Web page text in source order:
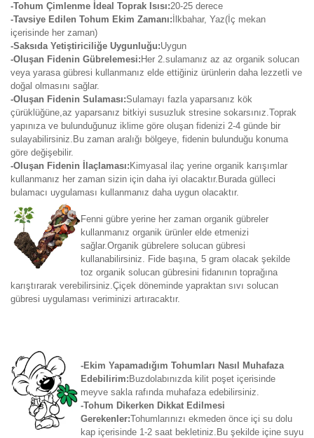
-Tohum Çimlenme İdeal Toprak Isısı:20-25 derece
-Tavsiye Edilen Tohum Ekim Zamanı: İlkbahar, Yaz(İç mekan
içerisinde her zaman)
-Saksıda Yetiştiriciliğe Uygunluğu:Uygun
-Oluşan Fidenin Gübrelemesi: Her 2.sulamanız az az organik solucan
veya yarasa gübresi kullanmanız elde ettiğiniz ürünlerin daha lezzetli ve
doğal olmasını sağlar.
-Oluşan Fidenin Sulaması:Sulamayı fazla yaparsanız kök
çürüklüğüne,az yaparsanız bitkiyi susuzluk stresine sokarsınız.Toprak
yapınıza ve bulunduğunuz iklime göre oluşan fidenizi 2-4 günde bir
sulayabilirsiniz.Bu zaman aralığı bölgeye, fidenin bulunduğu konuma
göre değişebilir.
-Oluşan Fidenin İlaçlaması: Kimyasal ilaç yerine organik karışımlar
kullanmanız her zaman sizin için daha iyi olacaktır.Burada gülleci
bulamacı uygulaması kullanmanız daha uygun olacaktır.
Fenni gübre yerine her zaman organik gübreler
kullanmanız organik ürünler elde etmenizi
sağlar.Organik gübrelere solucan gübresi
kullanabilirsiniz. Fide başına, 5 gram olacak şekilde
toz organik solucan gübresini fidanının toprağına
karıştırarak verebilirsiniz.Çiçek döneminde yapraktan sıvı solucan
gübresi uygulaması veriminizi artıracaktır.
-Ekim Yapamadığım Tohumları Nasıl Muhafaza
Edebilirim: Buzdolabınızda kilit poşet içerisinde
meyve sakla rafında muhafaza edebilirsiniz.
-Tohum Dikerken Dikkat Edilmesi
Gerekenler:Tohumlarınızı ekmeden önce içi su dolu
kap içerisinde 1-2 saat bekletiniz.Bu şekilde içine suyu